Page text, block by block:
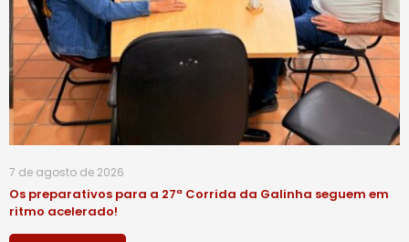
7 de agosto de 2026
Os preparativos para a 27ª Corrida da Galinha seguem em
ritmo acelerado!